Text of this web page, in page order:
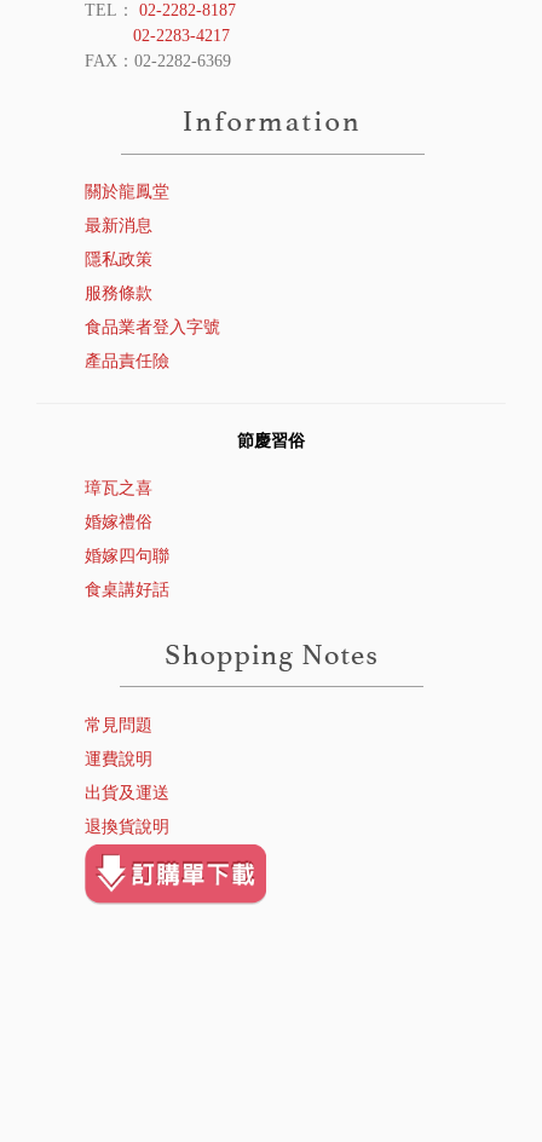
TEL： 02-2282-8187
02-2283-4217
FAX：02-2282-6369
關於龍鳳堂
最新消息
隱私政策
服務條款
食品業者登入字號
產品責任險
節慶習俗
璋瓦之喜
婚嫁禮俗
婚嫁四句聯
食桌講好話
常見問題
運費說明
出貨及運送
退換貨說明